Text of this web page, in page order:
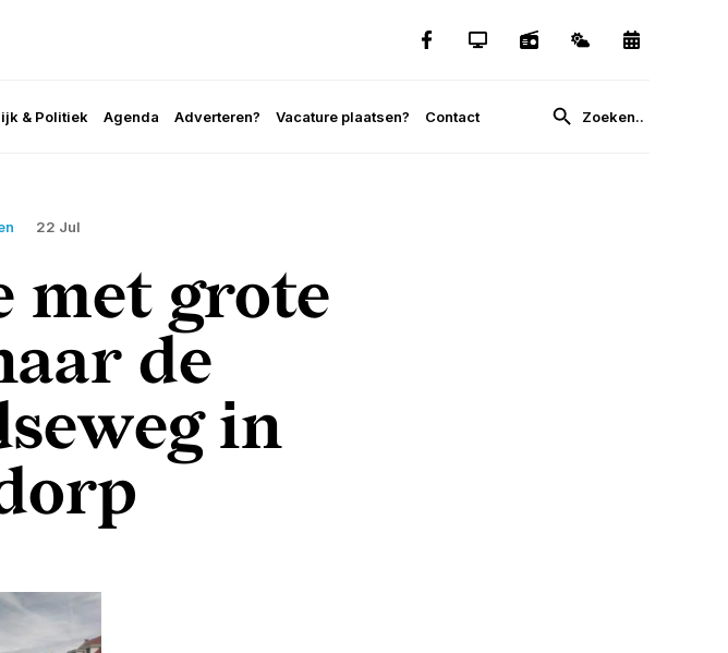
& Politiek Agenda Adverteren? Vacature plaatsen? Contact
22 Jul
met grote
de
in